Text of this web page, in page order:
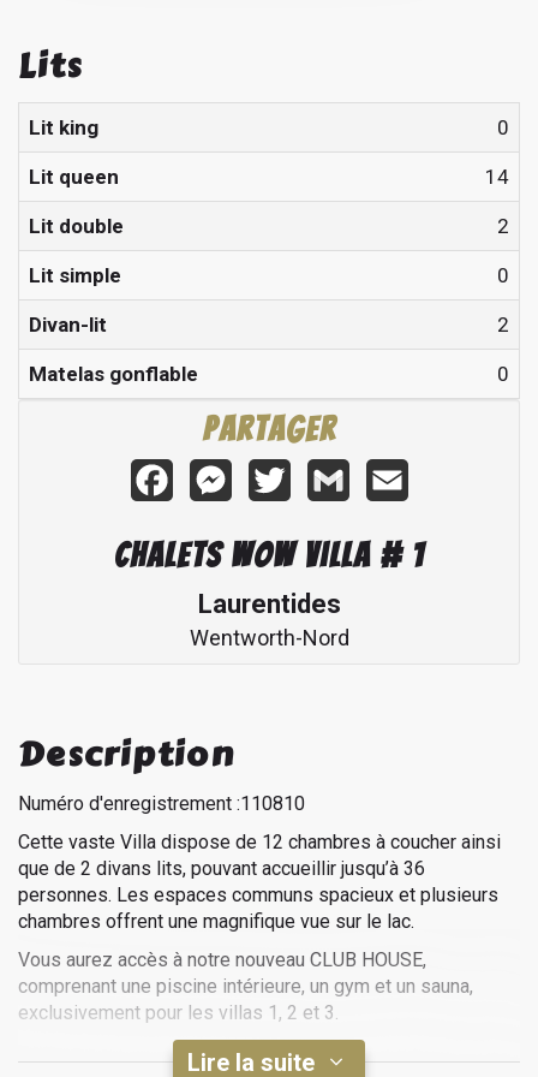
Lits
Lit king 0
Lit queen 14
Lit double 2
Lit simple 0
Divan-lit 2
Matelas gonflable 0
Partager
FacebookMessenger
TwitterGmail Email
Chalets Wow Villa # 1
Laurentides
Wentworth-Nord
Description
Numéro d'enregistrement :110810
Cette vaste Villa dispose de 12 chambres à coucher ainsi
que de 2 divans lits, pouvant accueillir jusqu’à 36
personnes. Les espaces communs spacieux et plusieurs
chambres offrent une magnifique vue sur le lac.
Vous aurez accès à notre nouveau CLUB HOUSE,
comprenant une piscine intérieure, un gym et un sauna,
exclusivement pour les villas 1, 2 et 3.
Lire la suite